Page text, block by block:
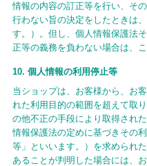
情報の内容の訂正等を行い、そ
行わない旨の決定をしたときは
す。）。但し、個人情報保護法
正等の義務を負わない場合は、
10. 個人情報の利用停止等
当ショップは、お客様から、お
れた利用目的の範囲を超えて取
の他不正の手段により取得され
情報保護法の定めに基づきその
等」といいます。）を求められ
あることが判明した場合には、